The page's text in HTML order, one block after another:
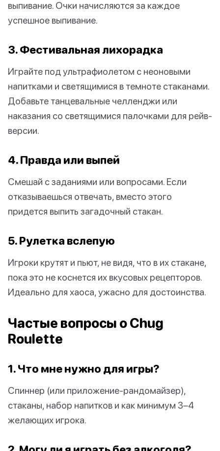
выпивание. Очки начисляются за каждое
успешное выпивание.
3. Фестивальная лихорадка
Играйте под ультрафиолетом с неоновыми
напитками и светящимися в темноте стаканами.
Добавьте танцевальные челленджи или
наказания со светящимися палочками для рейв-
версии.
4. Правда или выпей
Смешай с заданиями или вопросами. Если
отказываешься отвечать, вместо этого
придется выпить загадочный стакан.
5. Рулетка вслепую
Игроки крутят и пьют, не видя, что в их стакане,
пока это не коснется их вкусовых рецепторов.
Идеально для хаоса, ужасно для достоинства.
Частые вопросы о Chug
Roulette
1. Что мне нужно для игры?
Спиннер (или приложение-рандомайзер),
стаканы, набор напитков и как минимум 3–4
желающих игрока.